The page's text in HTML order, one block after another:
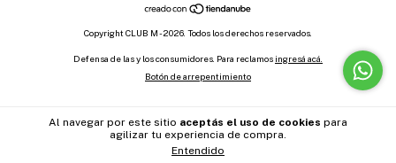
Al navegar por este sitio aceptás el uso de cookies para
agilizar tu experiencia de compra.
Entendido
Copyright CLUB M - 2026. Todos los derechos reservados.
Defensa de las y los consumidores. Para reclamos ingresá acá.
Botón de arrepentimiento